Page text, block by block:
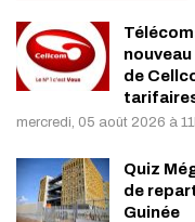
de
mercredi, 05 août 2026 à
Quiz
de
Guinée